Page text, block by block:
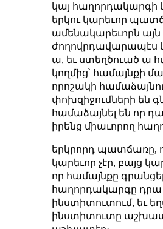
կայ հաղորդակարգի
երկու կարեւոր
ամենակարեւորն այն
ժողովրդավարապէս
ա, եւ ստեղծուած ա
կողմից՝ համայնքի
որոշակի
փոխզիջումների են
համաձայնել են որ
իրենց միաւորող
երկրորդ պատճառը,
կարեւոր չէր, բայց
որ համայնքը
հաղորդակարգը
ինստիտուտում, եւ
ինստիտուտը